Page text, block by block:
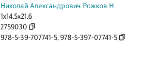
Николай Александрович Рожков Н
1x14.5x21.6
2759030
978-5-39-707741-5,978-5-397-07741-5